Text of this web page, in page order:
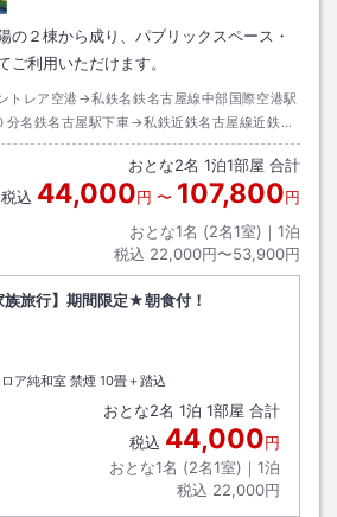
の２棟から成り、パブリックスペース・
ご利用いただけます。
トレア空港→私鉄名鉄名古屋線中部国際空港駅
分名鉄名古屋駅下車→私鉄近鉄名古屋線近鉄名
０分賢島駅下車→徒歩約７分またはタクシー約
おとな2名 1泊1部屋 合計
税込 44,000円 〜 107,800円
おとな1名 (2名1室)｜ 1泊
税込 22,000円〜53,900円
族旅行】期間限定★朝食付！
アウト
ア純和室 禁煙 10畳＋踏込
おとな2名 1泊 1部屋 合計
税込 44,000円
おとな1名 (2名1室)｜ 1泊
税込 22,000円